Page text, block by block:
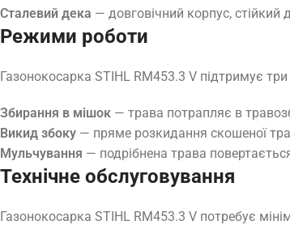
Сталевий дека — довговічний корпус,
Режими роботи
Газонокосарка STIHL RM453.3 V підтримує
Збирання в мішок — трава потрапляє в
Викид збоку — пряме розкидання скошеної
Мульчування — подрібнена трава
Технічне обслуговування
Газонокосарка STIHL RM453.3 V потребує